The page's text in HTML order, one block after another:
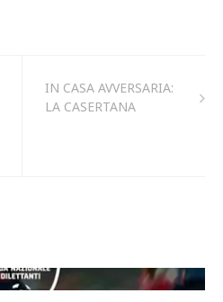
IN CASA AVVERSARIA:
LA CASERTANA